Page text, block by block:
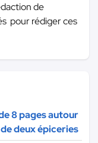
de
pour rédiger ces
8 pages autour
de deux épiceries